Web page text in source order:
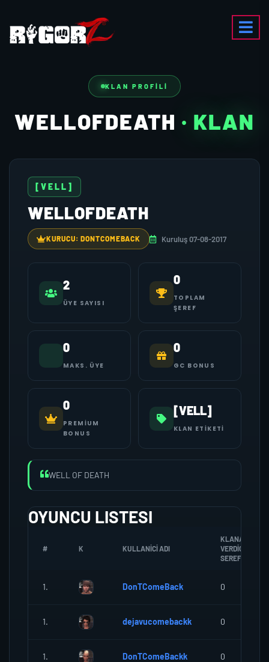
KLAN PROFILI
WELLOFDEATH · KLAN
[VELL]
WELLOFDEATH
KURUCU: DONTCOMEBACK Kuruluş 07-08-2017
2
ÜYE SAYISI
0
TOPLAM
ŞEREF
0
MAKS. ÜYE
0
GC BONUS
0
PREMIUM
BONUS
[VELL]
KLAN ETIKETI
WELL OF DEATH
OYUNCU LISTESI
# K KULLANICI ADI
KLANA
VERDIGI
SEREF
1. DonTComeBack 0
1. dejavucomebackk 0
1. DonTComeBackk 0